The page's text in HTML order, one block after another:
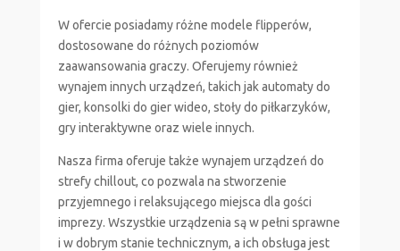
W ofercie posiadamy różne modele flipperów,
dostosowane do różnych poziomów
zaawansowania graczy. Oferujemy również
wynajem innych urządzeń, takich jak automaty do
gier, konsolki do gier wideo, stoły do piłkarzyków,
gry interaktywne oraz wiele innych.
Nasza firma oferuje także wynajem urządzeń do
strefy chillout, co pozwala na stworzenie
przyjemnego i relaksującego miejsca dla gości
imprezy. Wszystkie urządzenia są w pełni sprawne
i w dobrym stanie technicznym, a ich obsługa jest